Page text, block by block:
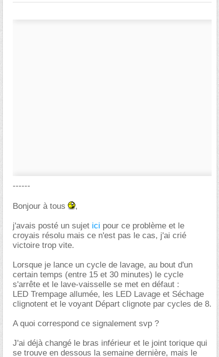
------
Bonjour à tous ,
j'avais posté un sujet ici pour ce problème et le
croyais résolu mais ce n'est pas le cas, j'ai crié
victoire trop vite.
Lorsque je lance un cycle de lavage, au bout d'un
certain temps (entre 15 et 30 minutes) le cycle
s'arrête et le lave-vaisselle se met en défaut :
LED Trempage allumée, les LED Lavage et Séchage
clignotent et le voyant Départ clignote par cycles de 8.
A quoi correspond ce signalement svp ?
J'ai déjà changé le bras inférieur et le joint torique qui
se trouve en dessous la semaine dernière, mais le